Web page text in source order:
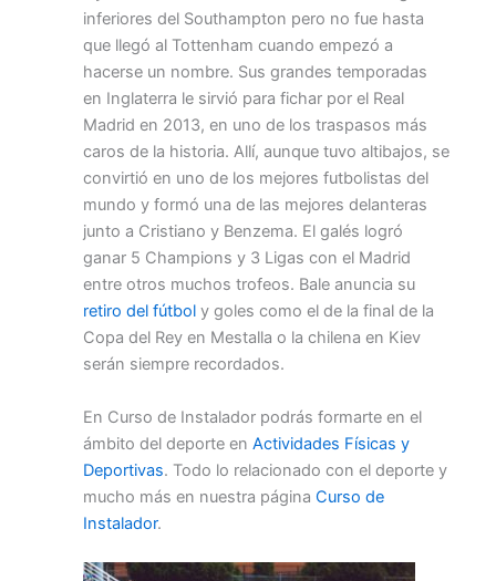
inferiores del Southampton pero no fue hasta
que llegó al Tottenham cuando empezó a
hacerse un nombre. Sus grandes temporadas
en Inglaterra le sirvió para fichar por el Real
Madrid en 2013, en uno de los traspasos más
caros de la historia. Allí, aunque tuvo altibajos, se
convirtió en uno de los mejores futbolistas del
mundo y formó una de las mejores delanteras
junto a Cristiano y Benzema. El galés logró
ganar 5 Champions y 3 Ligas con el Madrid
entre otros muchos trofeos. Bale anuncia su
retiro del fútbol y goles como el de la final de la
Copa del Rey en Mestalla o la chilena en Kiev
serán siempre recordados.
En Curso de Instalador podrás formarte en el
ámbito del deporte en Actividades Físicas y
Deportivas. Todo lo relacionado con el deporte y
mucho más en nuestra página Curso de
Instalador.